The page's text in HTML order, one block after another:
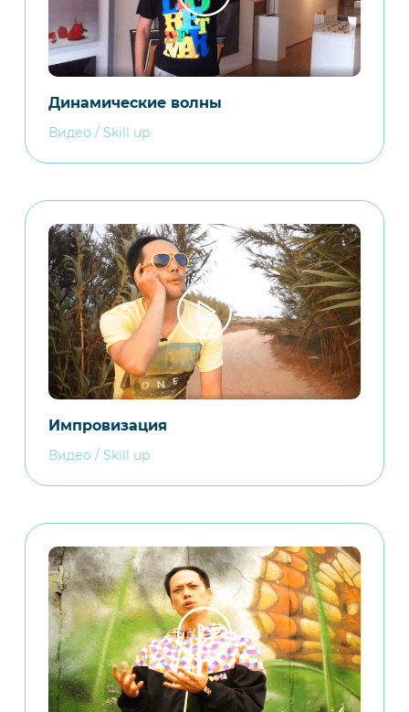
Динамические волны
Видео / Skill up
Импровизация
Видео / Skill up